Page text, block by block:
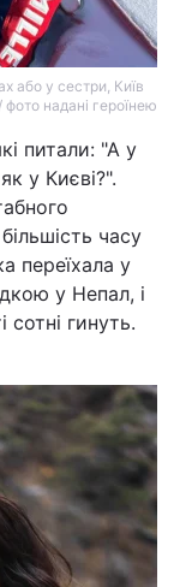
або у сестри, Київ
надані героїнею
питали: "А у
у Києві?".
часу
переїхала у
у Непал, і
сотні гинуть.